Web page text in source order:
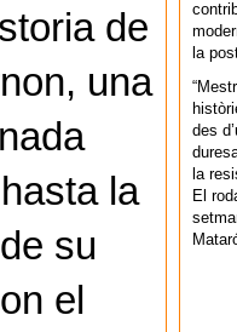
de
una
la
su
el
la
des
la
El